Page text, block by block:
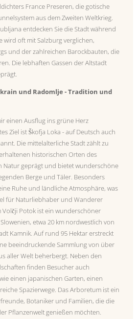
France Preseren, die gotische
aus dem Zweiten Weltkrieg.
entdecken Sie die Stadt während
wird oft mit Salzburg verglichen,
und der zahlreichen Barockbauten, die
Die lebhaften Gassen der Altstadt
und Radomlje - Tradition und
einen Ausflug ins grüne Herz
Ziel ist Škofja Loka - auf Deutsch auch
Die mittelalterliche Stadt zählt zu
historischen Orten des
Natur geprägt und bietet wunderschöne
Berge und Täler. Besonders
Ruhe und ländliche Atmosphäre, was
für Naturliebhaber und Wanderer
Volčji Potok ist ein wunderschöner
etwa 20 km nordwestlich von
Kamnik. Auf rund 95 Hektar erstreckt
beeindruckende Sammlung von über
aller Welt beherbergt. Neben den
finden Besucher auch
einen japanischen Garten, einen
Spazierwege. Das Arboretum ist ein
Botaniker und Familien, die die
Pflanzenwelt genießen möchten.